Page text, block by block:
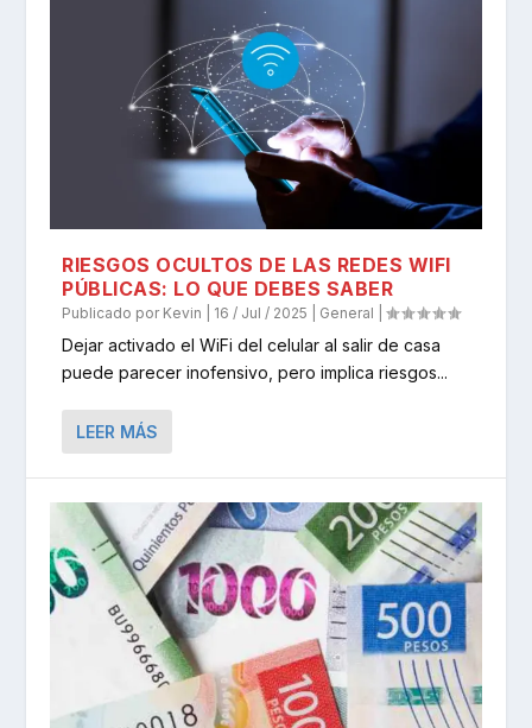
RIESGOS OCULTOS DE LAS REDES WIFI
PÚBLICAS: LO QUE DEBES SABER
Publicado por Kevin 16 / Jul / 2025 General |
Dejar activado el WiFi del celular al salir de casa
puede parecer inofensivo, pero implica riesgos...
LEER MÁS